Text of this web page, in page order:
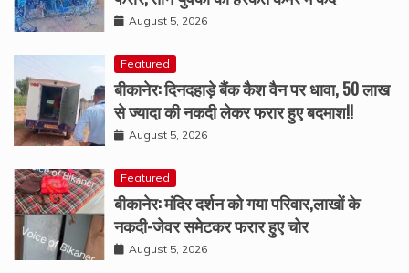
August 5, 2026
Featured
बीकानेर: दिनदहाड़े बैंक कैश वैन पर धावा, 50 लाख
से ज्यादा की नकदी लेकर फरार हुए बदमाश!!
August 5, 2026
Featured
बीकानेर: मंदिर दर्शन को गया परिवार,लाखों के
नकदी-जेवर समेटकर फरार हुए चोर
August 5, 2026